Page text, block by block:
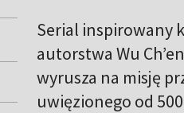
Serial inspirowany
autorstwa Wu
wyrusza na misję
uwięzionego od